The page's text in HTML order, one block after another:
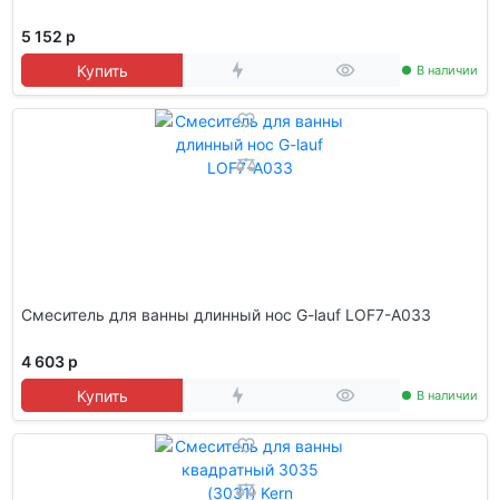
5 152 р
Купить
В наличии
Смеситель для ванны длинный нос G-lauf LOF7-A033
4 603 р
Купить
В наличии